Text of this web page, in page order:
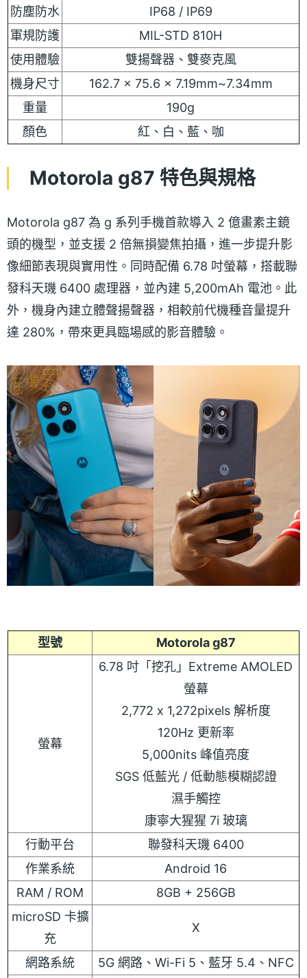
防塵防水
IP68 / IP69
軍規防護
MIL-STD 810H
使用體驗
雙揚聲器、雙麥克風
機身尺寸
162.7 x 75.6 x 7.19mm~7.34mm
重量
190g
顏色
紅、白、藍、咖
Motorola g87 特色與規格
Motorola g87 為 g 系列手機首款導入 2 億畫素主鏡
頭的機型，並支援 2 倍無損變焦拍攝，進一步提升影
像細節表現與實用性。同時配備 6.78 吋螢幕，搭載聯
發科天璣 6400 處理器，並內建 5,200mAh 電池。此
外，機身內建立體聲揚聲器，相較前代機種音量提升
達 280%，帶來更具臨場感的影音體驗。
型號 Motorola g87
螢幕
6.78 吋「挖孔」Extreme AMOLED
螢幕
2,772 x 1,272pixels 解析度
120Hz 更新率
5,000nits 峰值亮度
SGS 低藍光 / 低動態模糊認證
濕手觸控
康寧大猩猩 7i 玻璃
行動平台
聯發科天璣 6400
作業系統
Android 16
RAM / ROM
8GB + 256GB
microSD 卡擴
充
X
網路系統
5G 網路、Wi-Fi 5、藍牙 5.4、NFC